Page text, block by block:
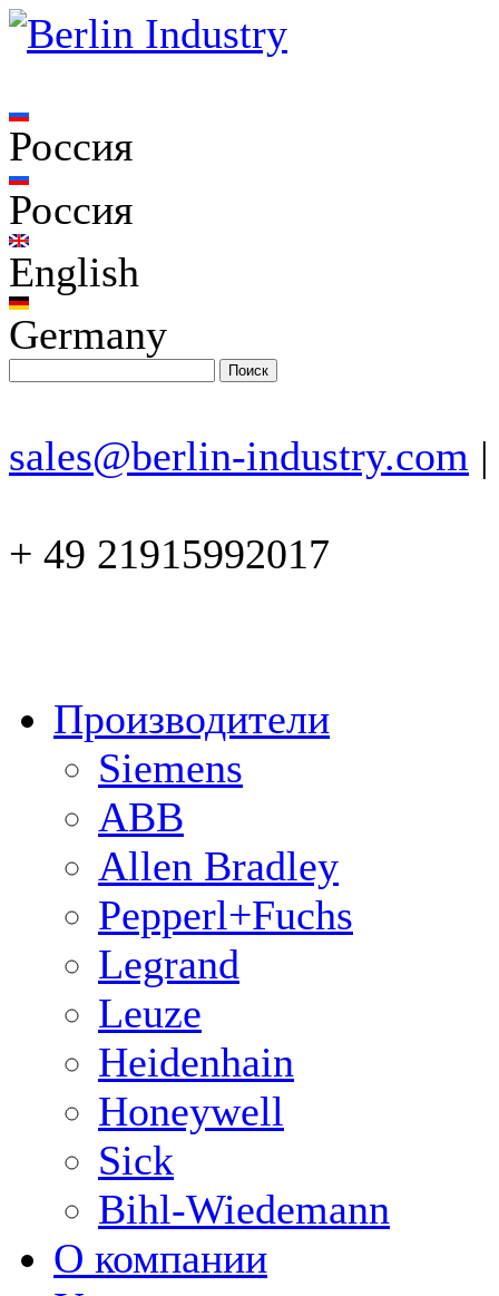
Россия
Россия
English
Germany
sales@berlin-industry.com |
+ 49 21915992017
Производители
Siemens
ABB
Allen Bradley
Pepperl+Fuchs
Legrand
Leuze
Heidenhain
Honeywell
Sick
Bihl-Wiedemann
О компании